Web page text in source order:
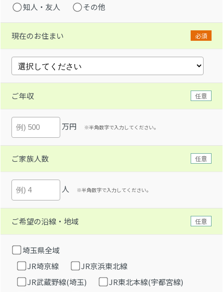
知人・友人
その他
現在のお住まい 必須
ご年収 任意
万円 ※半角数字で入力してください。
ご家族人数 任意
人 ※半角数字で入力してください。
ご希望の沿線・地域 任意
埼玉県全域
JR埼京線
JR京浜東北線
JR武蔵野線(埼玉)
JR東北本線(宇都宮線)